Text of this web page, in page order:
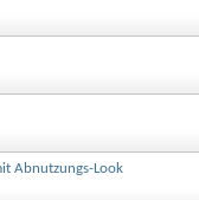
Abnutzungs-Look